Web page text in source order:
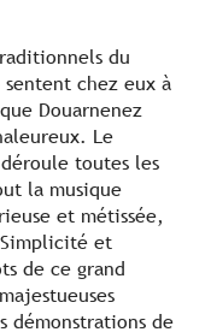
du
chez eux à
Douarnenez
Le
toutes les
la musique
et métissée,
et
de ce grand
démonstrations de